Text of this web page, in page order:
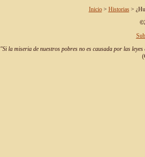
Inicio> Historias>
"Si la miseria de nuestros pobres no es causada por las